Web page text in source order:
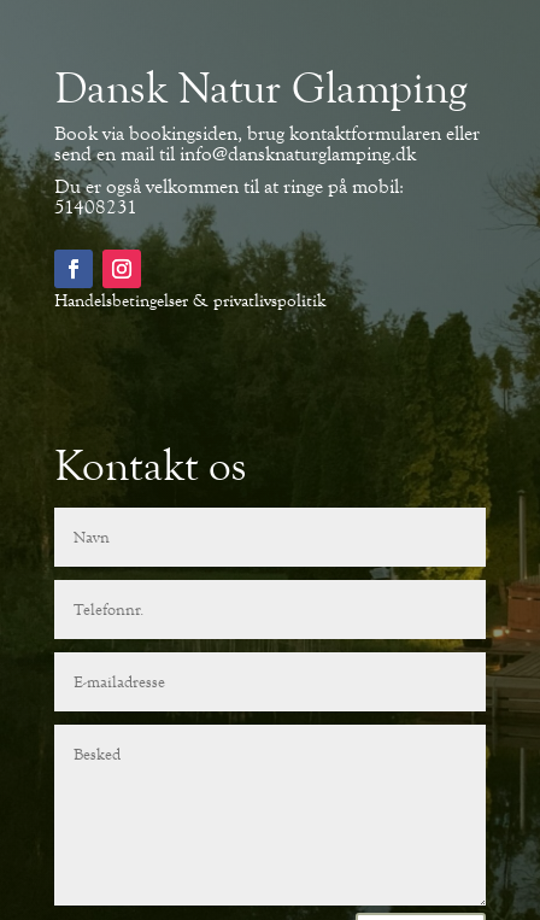
Dansk Natur Glamping
Book via bookingsiden, brug kontaktformularen eller
send en mail til info@dansknaturglamping.dk
Du er også velkommen til at ringe på mobil:
51408231
Handelsbetingelser& privatlivspolitik
Kontakt os